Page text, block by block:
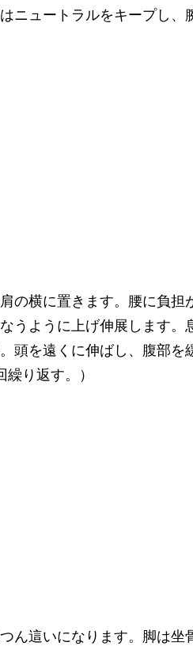
ニュートラルをキープし
の横に置きます。腰に負
うように上げ伸展します
頭を遠くに伸ばし、腹部
り返す。）
ん這いになります。脚は